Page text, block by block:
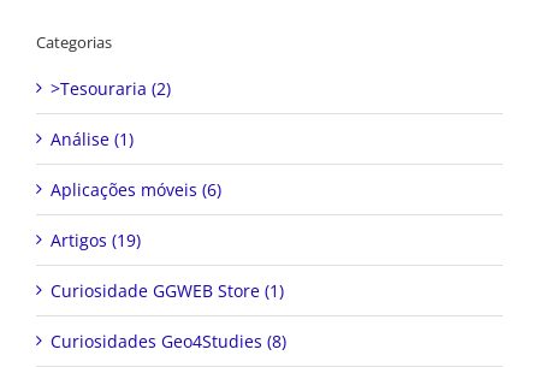
Categorias
>Tesouraria (2)
Análise (1)
Aplicações móveis (6)
Artigos (19)
Curiosidade GGWEB Store (1)
Curiosidades Geo4Studies (8)